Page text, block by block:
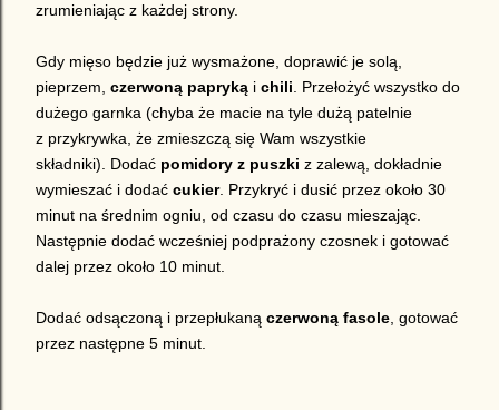
zrumieniając z każdej strony.
Gdy mięso będzie już wysmażone, doprawić je solą,
pieprzem, czerwoną papryką i chili. Przełożyć wszystko do
dużego garnka (chyba że macie na tyle dużą patelnie
z przykrywka, że zmieszczą się Wam wszystkie
składniki). Dodać pomidory z puszki z zalewą, dokładnie
wymieszać i dodać cukier. Przykryć i dusić przez około 30
minut na średnim ogniu, od czasu do czasu mieszając.
Następnie dodać wcześniej podprażony czosnek i gotować
dalej przez około 10 minut.
Dodać odsączoną i przepłukaną czerwoną fasole, gotować
przez następne 5 minut.